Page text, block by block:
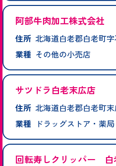
阿部牛肉加工株式会社
住所 北海道白老郡白老町
業種 その他の小売店
サツドラ白老末広店
住所 北海道白老郡白老町
業種
ドラッグストア・薬局
回転寿しクリッパー 白